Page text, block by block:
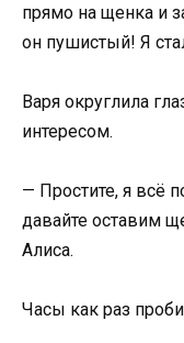
прямо на щенка и
он пушистый! Я
Варя округлила
интересом.
— Простите, я всё
давайте оставим
Алиса.
Часы как раз